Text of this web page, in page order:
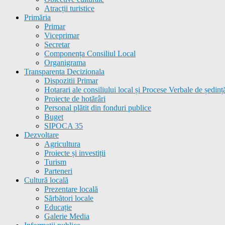
Atracții turistice
Primăria
Primar
Viceprimar
Secretar
Componența Consiliul Local
Organigrama
Transparenta Decizionala
Dispozitii Primar
Hotarari ale consiliului local și Procese Verbale de
Proiecte de hotărâri
Personal plătit din fonduri publice
Buget
SIPOCA 35
Dezvoltare
Agricultura
Proiecte și investiții
Turism
Parteneri
Cultură locală
Prezentare locală
Sărbători locale
Educație
Galerie Media